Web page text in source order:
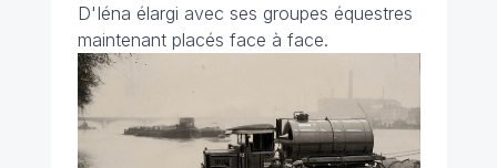
D'Iéna élargi avec ses groupes équestres
maintenant placés face à face.